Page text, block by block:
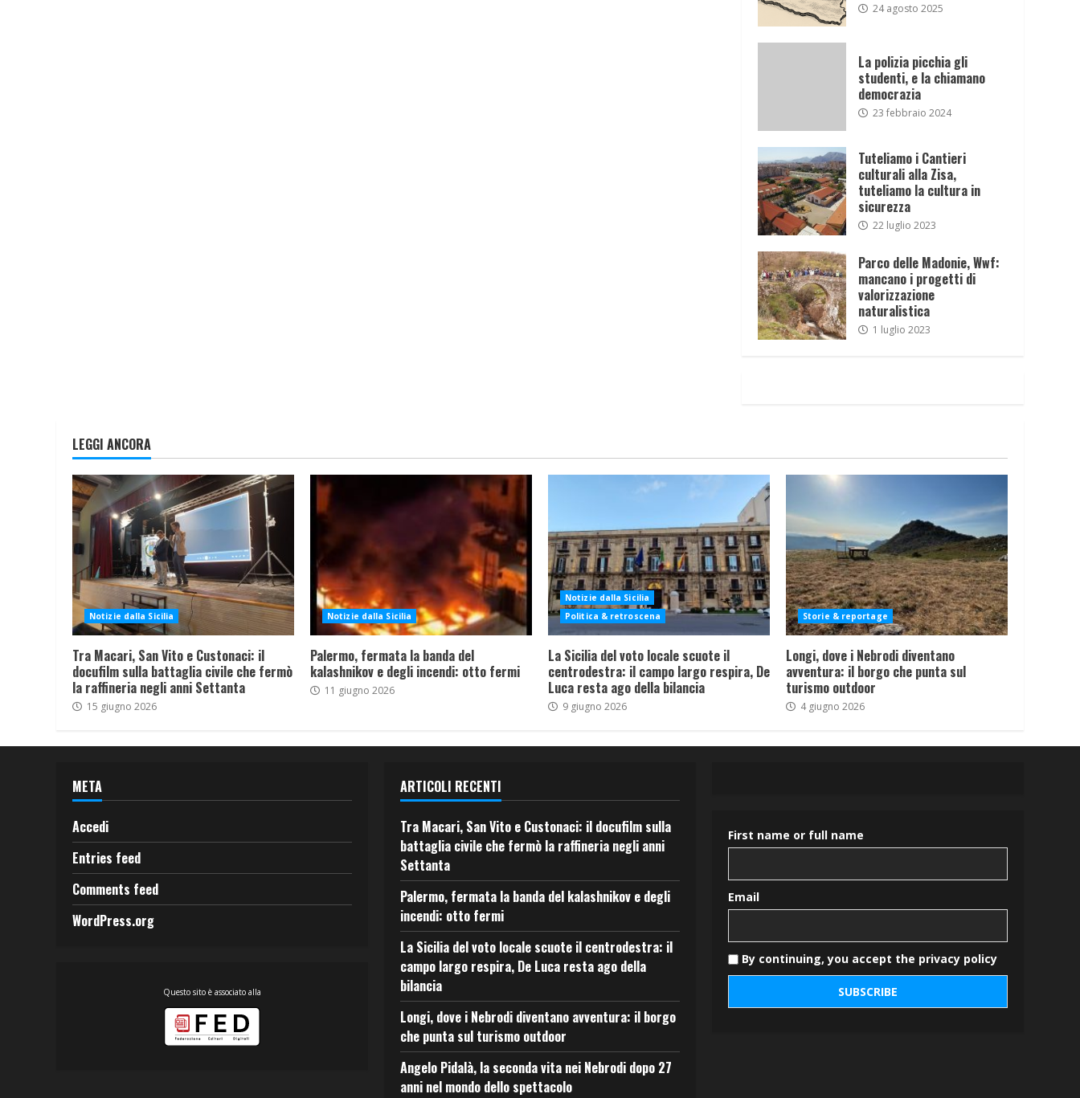
24 agosto 2025
La polizia picchia gli
studenti, e la chiamano
democrazia
23 febbraio 2024
Tuteliamo i Cantieri
culturali alla Zisa,
tuteliamo la cultura in
sicurezza
22 luglio 2023
Parco delle Madonie, Wwf:
mancano i progetti di
valorizzazione
naturalistica
1 luglio 2023
LEGGI ANCORA
Notizie dalla Sicilia
Tra Macari, San Vito e Custonaci: il
docufilm sulla battaglia civile che fermò
la raffineria negli anni Settanta
15 giugno 2026
Notizie dalla Sicilia
Palermo, fermata la banda del
kalashnikov e degli incendi: otto fermi
11 giugno 2026
Notizie dalla Sicilia
Politica & retroscena
La Sicilia del voto locale scuote il
centrodestra: il campo largo respira, De
Luca resta ago della bilancia
9 giugno 2026
Storie & reportage
Longi, dove i Nebrodi diventano
avventura: il borgo che punta sul
turismo outdoor
4 giugno 2026
META
Accedi
Entries feed
Comments feed
WordPress.org
Questo sito è associato alla
ARTICOLI RECENTI
Tra Macari, San Vito e Custonaci: il docufilm sulla
battaglia civile che fermò la raffineria negli anni
Settanta
Palermo, fermata la banda del kalashnikov e degli
incendi: otto fermi
La Sicilia del voto locale scuote il centrodestra: il
campo largo respira, De Luca resta ago della
bilancia
Longi, dove i Nebrodi diventano avventura: il borgo
che punta sul turismo outdoor
Angelo Pidalà, la seconda vita nei Nebrodi dopo 27
anni nel mondo dello spettacolo
First name or full name
Email
By continuing, you accept the privacy policy